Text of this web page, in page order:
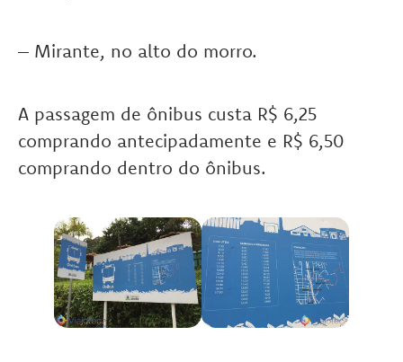
– Mirante, no alto do morro.
A passagem de ônibus custa R$ 6,25
comprando antecipadamente e R$ 6,50
comprando dentro do ônibus.